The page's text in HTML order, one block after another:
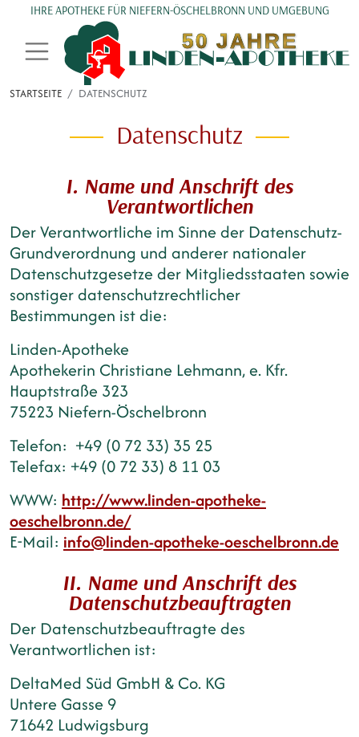
Direkt zum Inhalt
IHRE APOTHEKE FÜR NIEFERN-ÖSCHELBRONN UND UMGEBUNG
STARTSEITE DATENSCHUTZ
Datenschutz
I. Name und Anschrift des
Verantwortlichen
Der Verantwortliche im Sinne der Datenschutz-
Grundverordnung und anderer nationaler
Datenschutzgesetze der Mitgliedsstaaten sowie
sonstiger datenschutzrechtlicher
Bestimmungen ist die:
Linden-Apotheke
Apothekerin Christiane Lehmann, e. Kfr.
Hauptstraße 323
75223 Niefern-Öschelbronn
Telefon: +49 (0 72 33) 35 25
Telefax: +49 (0 72 33) 8 11 03
WWW: http://www.linden-apotheke-
oeschelbronn.de/
E-Mail: info@linden-apotheke-oeschelbronn.de
II. Name und Anschrift des
Datenschutzbeauftragten
Der Datenschutzbeauftragte des
Verantwortlichen ist:
DeltaMed Süd GmbH & Co. KG
Untere Gasse 9
71642 Ludwigsburg